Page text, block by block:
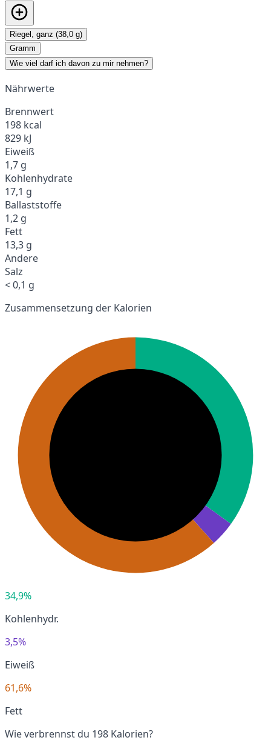
Riegel, ganz (38,0 g)
Gramm
Wie viel darf ich davon zu mir nehmen?
Nährwerte
Brennwert
198 kcal
829 kJ
Eiweiß
1,7 g
Kohlenhydrate
17,1 g
Ballaststoffe
1,2 g
Fett
13,3 g
Andere
Salz
< 0,1 g
Zusammensetzung der Kalorien
34,9%
Kohlenhydr.
3,5%
Eiweiß
61,6%
Fett
Wie verbrennst du 198 Kalorien?